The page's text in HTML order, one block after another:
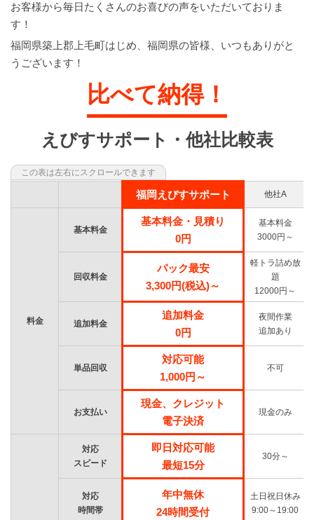
お客様から毎日たくさんのお喜びの声をいただいておりま
す！
福岡県築上郡上毛町はじめ、福岡県の皆様、いつもありがと
うございます！
比べて納得！
えびすサポート・他社比較表
福岡えびすサポート 他社A
料金
基本料金
基本料金・見積り
0円
基本料金
3000円～
回収料金
パック最安
3,300円(税込)～
軽トラ詰め放
題
12000円～
追加料金
追加料金
0円
夜間作業
追加あり
単品回収
対応可能
1,000円～
不可
お支払い
現金、クレジット
電子決済
現金のみ
対応
スピード
即日対応可能
最短15分
30分～
対応
時間帯
年中無休
24時間受付
土日祝日休み
9:00～19:00